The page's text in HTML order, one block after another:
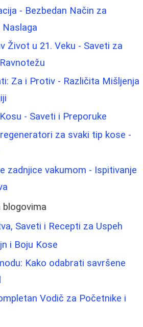
- Bezbedan Način za
Naslaga
Život u 21. Veku - Saveti za
Za i Protiv - Različita Mišljenja
- Saveti i Preporuke
za svaki tip kose -
zadnjice vakumom - Ispitivanje
Saveti i Recepti za Uspeh
i Boju Kose
Kako odabrati savršene
Vodič za Početnike i